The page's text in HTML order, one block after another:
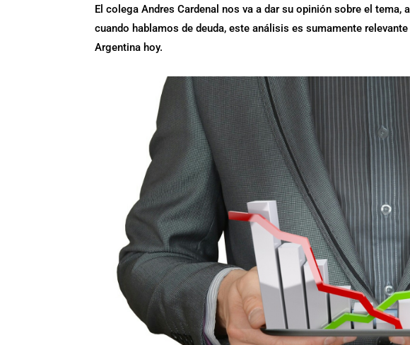
El colega Andres Cardenal nos va a dar su opinión sobre el
cuando hablamos de deuda, este análisis es sumamente
Argentina hoy.